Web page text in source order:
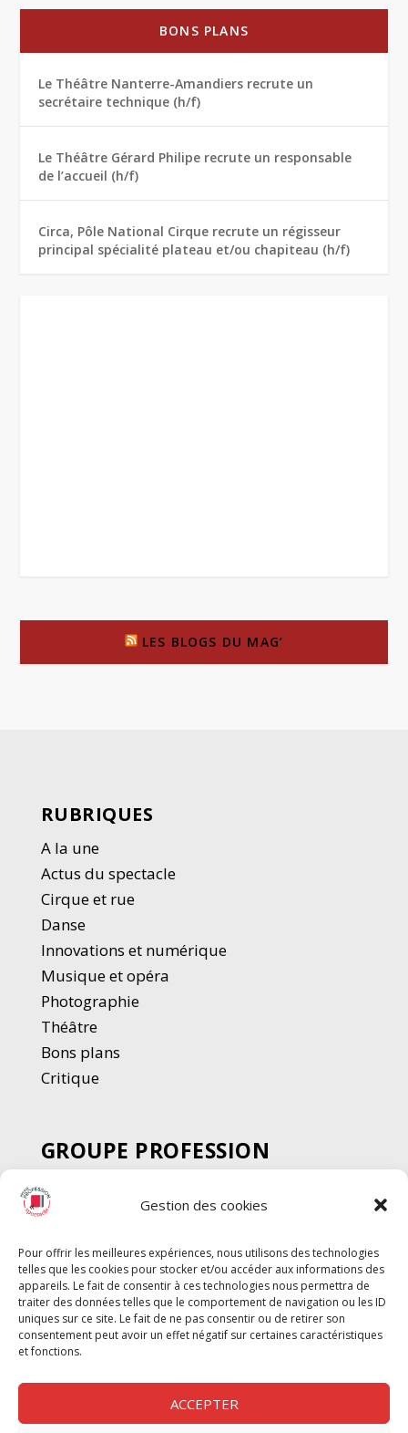
Gestion des cookies
Pour offrir les meilleures expériences, nous utilisons des technologies
telles que les cookies pour stocker et/ou accéder aux informations des
appareils. Le fait de consentir à ces technologies nous permettra de
traiter des données telles que le comportement de navigation ou les ID
uniques sur ce site. Le fait de ne pas consentir ou de retirer son
consentement peut avoir un effet négatif sur certaines caractéristiques
et fonctions.
ACCEPTER
BONS PLANS
Le Théâtre Nanterre-Amandiers recrute un
secrétaire technique (h/f)
Le Théâtre Gérard Philipe recrute un responsable
de l’accueil (h/f)
Circa, Pôle National Cirque recrute un régisseur
principal spécialité plateau et/ou chapiteau (h/f)
LES BLOGS DU MAG’
RUBRIQUES
A la une
Actus du spectacle
Cirque et rue
Danse
Innovations et numérique
Musique et opéra
Photographie
Théâtre
Bons plans
Critique
GROUPE PROFESSION
SPECTACLE
Chèque Intermittents
Chèque Compta
Chèque Emploi Spectacle
G-Pods
Profession Audio-visuel